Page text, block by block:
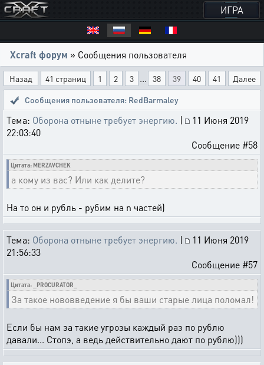
ИГРА
Xcraft форум » Сообщения пользователя
Назад 41 страниц 1 2 3 ... 38 39 40 41
Далее
Сообщения пользователя: RedBarmaley
Тема: Оборона отныне требует энергию. |
11 Июня 2019
22:03:40
Сообщение #58
Цитата: MERZAVCHEK
а кому из вас? Или как делите?
На то он и рубль - рубим на n частей)
Тема: Оборона отныне требует энергию. |
11 Июня 2019
21:56:33
Сообщение #57
Цитата: _PROCURATOR_
За такое нововведение я бы ваши старые лица поломал!
Если бы нам за такие угрозы каждый раз по рублю
давали... Стопэ, а ведь действительно дают по рублю)))